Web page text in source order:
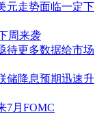
元走势面临一定下
周来袭
待更多数据给市场
储降息预期迅速升
7月FOMC